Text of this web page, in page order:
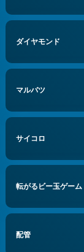
ダイヤモンド
マルバツ
サイコロ
転がるビー玉ゲーム
配管